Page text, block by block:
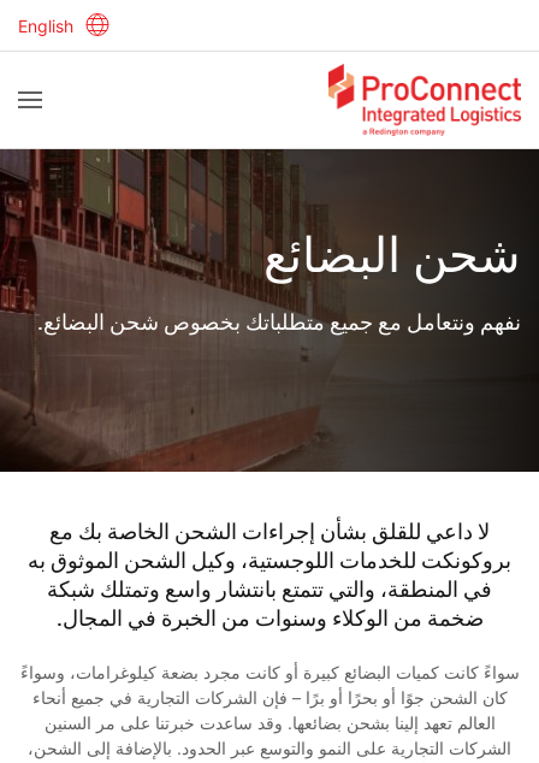
English
شحن البضائع
نفهم ونتعامل مع جميع متطلباتك بخصوص شحن البضائع.
لا داعي للقلق بشأن إجراءات الشحن الخاصة بك مع
بروكونكت للخدمات اللوجستية، وكيل الشحن الموثوق به
في المنطقة، والتي تتمتع بانتشار واسع وتمتلك شبكة
ضخمة من الوكلاء وسنوات من الخبرة في المجال.
سواءً كانت كميات البضائع كبيرة أو كانت مجرد بضعة كيلوغرامات، وسواءً
كان الشحن جوًا أو بحرًا أو برًا – فإن الشركات التجارية في جميع أنحاء
العالم تعهد إلينا بشحن بضائعها. وقد ساعدت خبرتنا على مر السنين
الشركات التجارية على النمو والتوسع عبر الحدود. بالإضافة إلى الشحن،